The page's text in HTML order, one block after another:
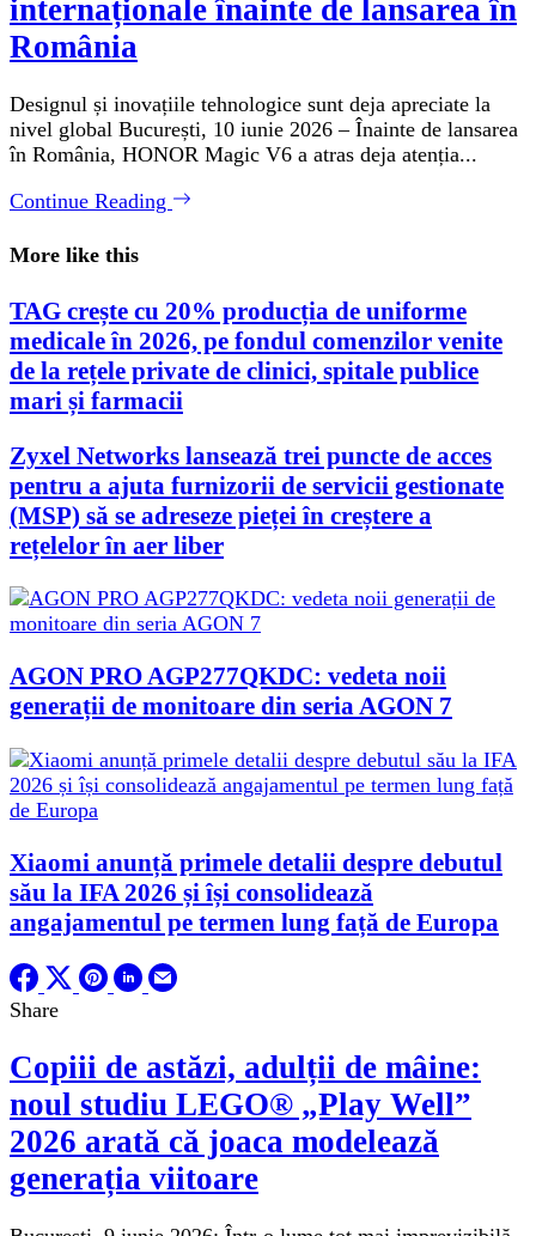
internaționale înainte de lansarea în
România
Designul și inovațiile tehnologice sunt deja apreciate la
nivel global București, 10 iunie 2026 – Înainte de lansarea
în România, HONOR Magic V6 a atras deja atenția...
Continue Reading
More like this
TAG crește cu 20% producția de uniforme
medicale în 2026, pe fondul comenzilor venite
de la rețele private de clinici, spitale publice
mari și farmacii
Zyxel Networks lansează trei puncte de acces
pentru a ajuta furnizorii de servicii gestionate
(MSP) să se adreseze pieței în creștere a
rețelelor în aer liber
AGON PRO AGP277QKDC: vedeta noii
generații de monitoare din seria AGON 7
Xiaomi anunță primele detalii despre debutul
său la IFA 2026 și își consolidează
angajamentul pe termen lung față de Europa
Share
Copiii de astăzi, adulții de mâine:
noul studiu LEGO® „Play Well”
2026 arată că joaca modelează
generația viitoare